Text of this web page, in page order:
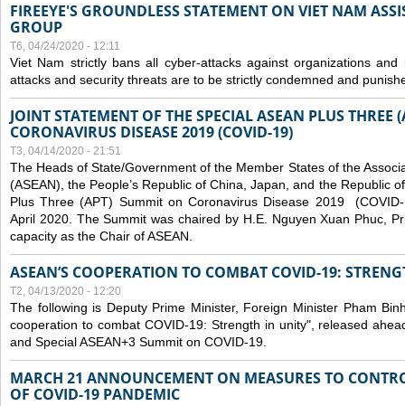
FIREEYE'S GROUNDLESS STATEMENT ON VIET NAM
GROUP
T6, 04/24/2020 - 12:11
Viet Nam strictly bans all cyber-attacks against organizations
attacks and security threats are to be strictly condemned and
JOINT STATEMENT OF THE SPECIAL ASEAN PLUS
CORONAVIRUS DISEASE 2019 (COVID-19)
T3, 04/14/2020 - 21:51
The Heads of State/Government of the Member States of the
(ASEAN), the People’s Republic of China, Japan, and the Republic
Plus Three (APT) Summit on Coronavirus Disease 2019
April 2020. The Summit was chaired by H.E. Nguyen Xuan Phuc,
capacity as the Chair of ASEAN.
ASEAN’S COOPERATION TO COMBAT COVID-19:
T2, 04/13/2020 - 12:20
The following is Deputy Prime Minister, Foreign Minister Pham
cooperation to combat COVID-19: Strength in unity", released
and Special ASEAN+3 Summit on COVID-19.
MARCH 21 ANNOUNCEMENT ON MEASURES TO
OF COVID-19 PANDEMIC